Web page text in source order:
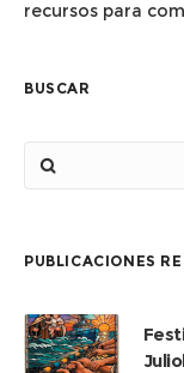
recursos para
de proveniencia
BUSCAR
PUBLICACIONES